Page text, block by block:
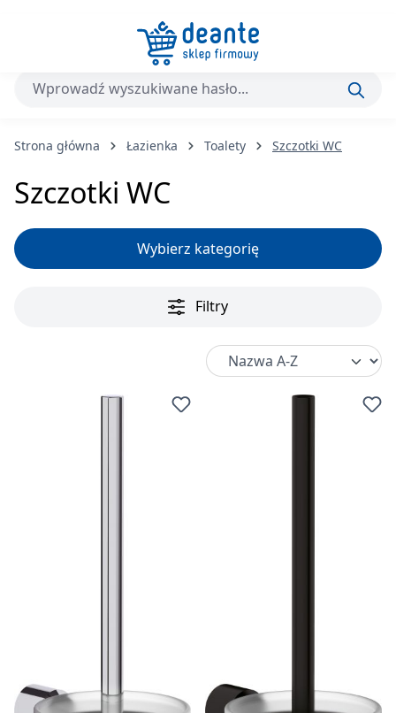
Przejdź do głównej zawartości
Strona główna Łazienka Toalety Szczotki WC
Szczotki WC
Wybierz kategorię
Filtry